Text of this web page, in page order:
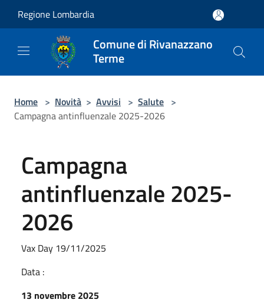
Regione Lombardia
Comune di Rivanazzano
Terme
Home > Novità > Avvisi > Salute >
Campagna antinfluenzale 2025-2026
Campagna
antinfluenzale 2025-
2026
Vax Day 19/11/2025
Data :
13 novembre 2025